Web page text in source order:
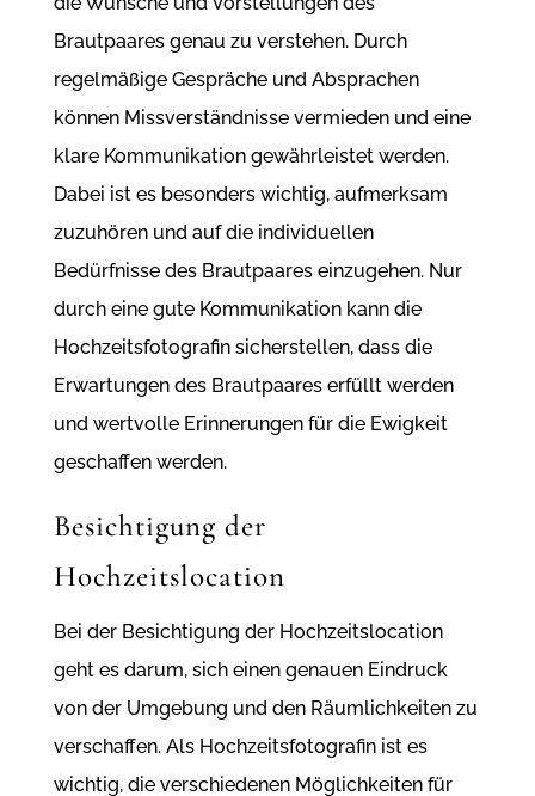
Brautpaares genau zu verstehen. Durch
regelmäßige Gespräche und Absprachen
können Missverständnisse vermieden und eine
klare Kommunikation gewährleistet werden.
Dabei ist es besonders wichtig, aufmerksam
zuzuhören und auf die individuellen
Bedürfnisse des Brautpaares einzugehen. Nur
durch eine gute Kommunikation kann die
Hochzeitsfotografin sicherstellen, dass die
Erwartungen des Brautpaares erfüllt werden
und wertvolle Erinnerungen für die Ewigkeit
geschaffen werden.
Besichtigung der
Hochzeitslocation
Bei der Besichtigung der Hochzeitslocation
geht es darum, sich einen genauen Eindruck
von der Umgebung und den Räumlichkeiten zu
verschaffen. Als Hochzeitsfotografin ist es
wichtig, die verschiedenen Möglichkeiten für